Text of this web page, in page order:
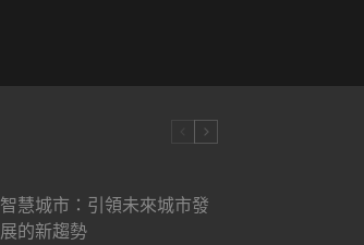
智慧城市：引領未來城市發
展的新趨勢